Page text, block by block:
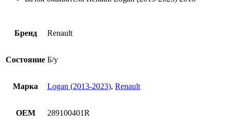
Бренд Renault
Состояние Б/у
Марка Logan (2013-2023), Renault
OEM 289100401R